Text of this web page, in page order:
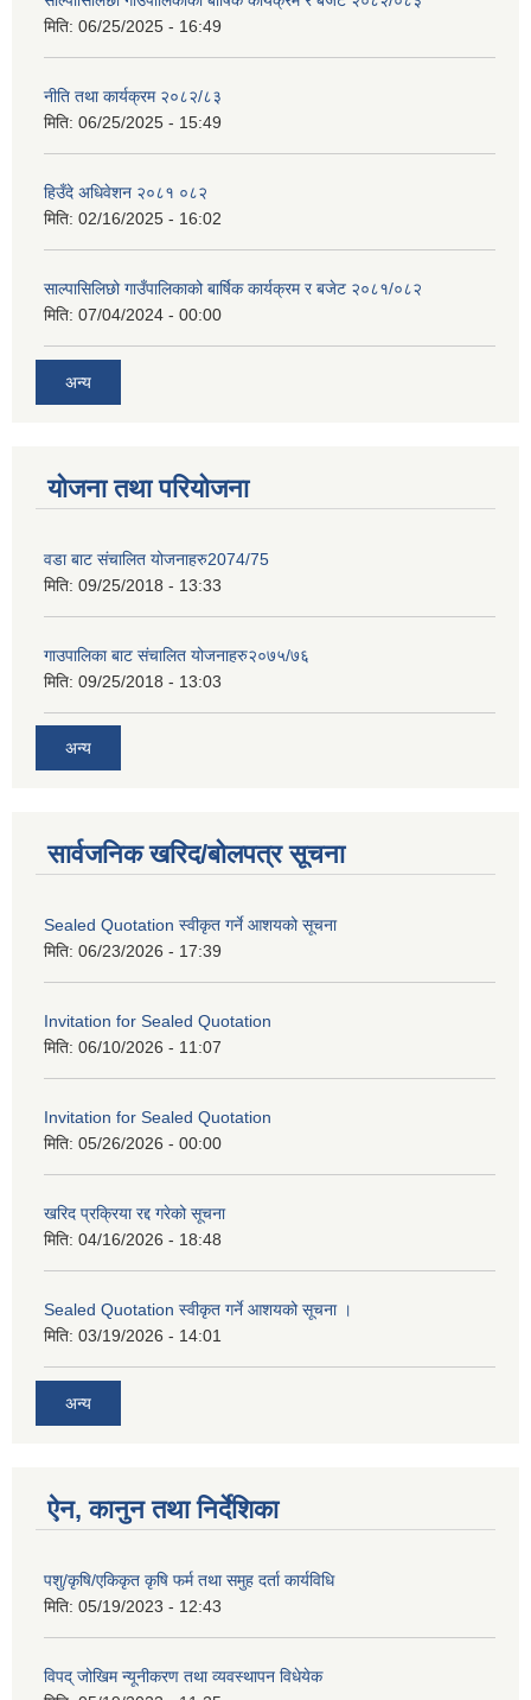
मिति: 06/25/2025 - 16:49
नीति तथा कार्यक्रम २०८२/८३
मिति: 06/25/2025 - 15:49
हिउँदे अधिवेशन २०८१ ०८२
मिति: 02/16/2025 - 16:02
साल्पासिलिछो गाउँपालिकाको बार्षिक कार्यक्रम र बजेट २०८१/०८२
मिति: 07/04/2024 - 00:00
अन्य
योजना तथा परियोजना
वडा बाट संचालित योजनाहरु2074/75
मिति: 09/25/2018 - 13:33
गाउपालिका बाट संचालित योजनाहरु२०७५/७६
मिति: 09/25/2018 - 13:03
अन्य
सार्वजनिक खरिद/बोलपत्र सूचना
Sealed Quotation स्वीकृत गर्ने आशयको सूचना
मिति: 06/23/2026 - 17:39
Invitation for Sealed Quotation
मिति: 06/10/2026 - 11:07
Invitation for Sealed Quotation
मिति: 05/26/2026 - 00:00
खरिद प्रक्रिया रद्द गरेको सूचना
मिति: 04/16/2026 - 18:48
Sealed Quotation स्वीकृत गर्ने आशयको सूचना ।
मिति: 03/19/2026 - 14:01
अन्य
ऐन, कानुन तथा निर्देशिका
पशु/कृषि/एकिकृत कृषि फर्म तथा समुह दर्ता कार्यविधि
मिति: 05/19/2023 - 12:43
विपद् जोखिम न्यूनीकरण तथा व्यवस्थापन विधेयेक